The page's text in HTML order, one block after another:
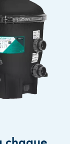
chaque